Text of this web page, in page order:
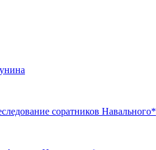
соратников Навального*